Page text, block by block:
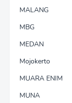
MALANG
MBG
MEDAN
Mojokerto
MUARA ENIM
MUNA